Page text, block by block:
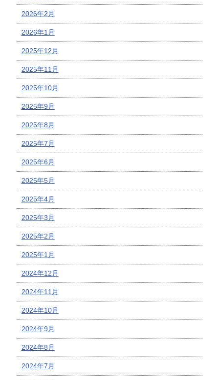
2026年2月
2026年1月
2025年12月
2025年11月
2025年10月
2025年9月
2025年8月
2025年7月
2025年6月
2025年5月
2025年4月
2025年3月
2025年2月
2025年1月
2024年12月
2024年11月
2024年10月
2024年9月
2024年8月
2024年7月